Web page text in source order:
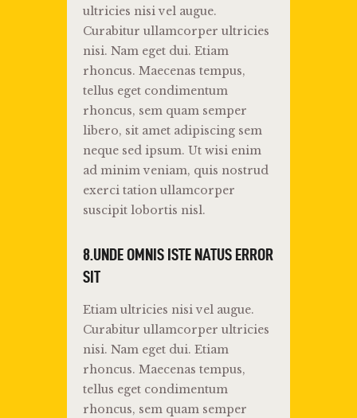
ultricies nisi vel augue.
Curabitur ullamcorper ultricies
nisi. Nam eget dui. Etiam
rhoncus. Maecenas tempus,
tellus eget condimentum
rhoncus, sem quam semper
libero, sit amet adipiscing sem
neque sed ipsum. Ut wisi enim
ad minim veniam, quis nostrud
exerci tation ullamcorper
suscipit lobortis nisl.
8.UNDE OMNIS ISTE NATUS ERROR
SIT
Etiam ultricies nisi vel augue.
Curabitur ullamcorper ultricies
nisi. Nam eget dui. Etiam
rhoncus. Maecenas tempus,
tellus eget condimentum
rhoncus, sem quam semper